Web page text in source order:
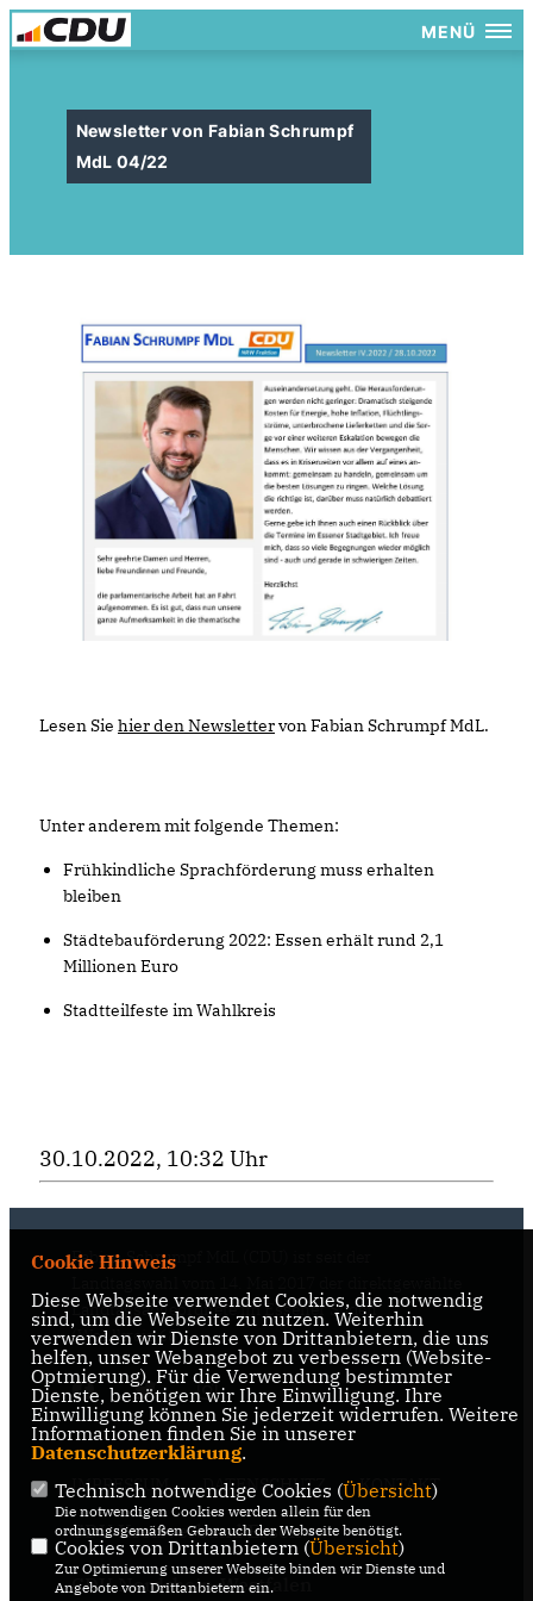
MENÜ
Newsletter von Fabian Schrumpf
MdL 04/22
Lesen Sie hier den Newslettervon Fabian Schrumpf MdL.
Unter anderem mit folgende Themen:
Frühkindliche Sprachförderung muss erhalten
bleiben
Städtebauförderung 2022: Essen erhält rund 2,1
Millionen Euro
Stadtteilfeste im Wahlkreis
30.10.2022, 10:32 Uhr
Fabian Schrumpf MdL (CDU) ist seit der
Landtagsabgeordnete im Essener Süden
(Wahlkreis 68).
IMPRESSUM DATENSCHUTZ KONTAKT
CDU Kreisverband Essen
CDU Nordrhein-Westfalen
Cookie Hinweis
Diese Webseite verwendet Cookies, die notwendig
sind, um die Webseite zu nutzen. Weiterhin
verwenden wir Dienste von Drittanbietern, die uns
helfen, unser Webangebot zu verbessern (Website-
Optmierung). Für die Verwendung bestimmter
Dienste, benötigen wir Ihre Einwilligung. Ihre
Einwilligung können Sie jederzeit widerrufen. Weitere
Informationen finden Sie in unserer
Datenschutzerklärung.
Technisch notwendige Cookies (Übersicht)
Die notwendigen Cookies werden allein für den
ordnungsgemäßen Gebrauch der Webseite benötigt.
Cookies von Drittanbietern (Übersicht)
Zur Optimierung unserer Webseite binden wir Dienste und
Angebote von Drittanbietern ein.